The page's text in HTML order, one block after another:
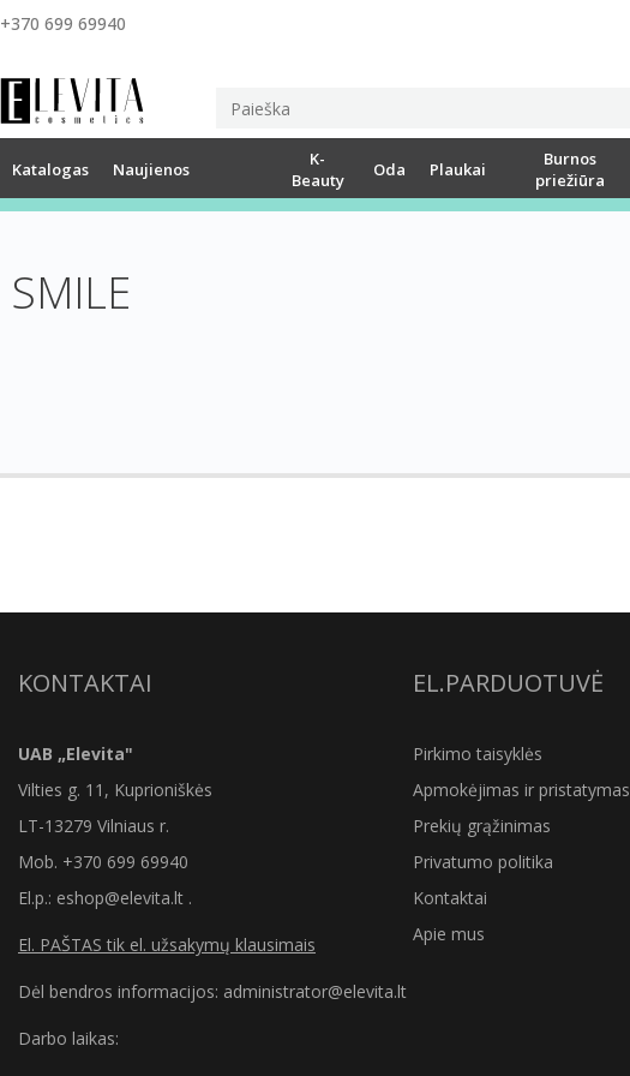
+370 699 69940
Katalogas Naujienos
K-
Beauty
Oda Plaukai
Burnos
priežiūra
SMILE
KONTAKTAI
UAB „Elevita"
Vilties g. 11, Kuprioniškės
LT-13279 Vilniaus r.
Mob. +370 699 69940
El.p.: eshop@elevita.lt .
El. PAŠTAS tik el. užsakymų klausimais
Dėl bendros informacijos: administrator@elevita.lt
Darbo laikas:
EL.PARDUOTUVĖ
Pirkimo taisyklės
Apmokėjimas ir pristatymas
Prekių grąžinimas
Privatumo politika
Kontaktai
Apie mus